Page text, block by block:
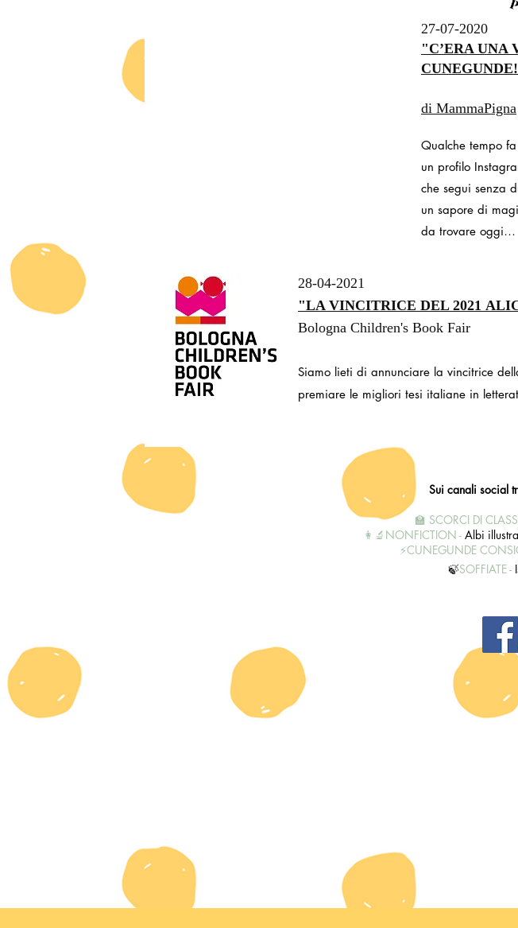
27-07-2020
"C’ERA UNA
di MammaPigna
Qualche tempo
un profilo
che segui senza
un sapore di
da trovare oggi…
28-04-2021
"LA VINCITRICE DEL 2021
Bologna Children's Book Fair
Siamo lieti di annunciare la vincitrice
premiare le migliori tesi italiane in
Sui canali social
🏫 SCORCI DI
👩‍🔬NONFICTION - Albi
⚡️CUNEGUNDE
🍃SOFFIATE-